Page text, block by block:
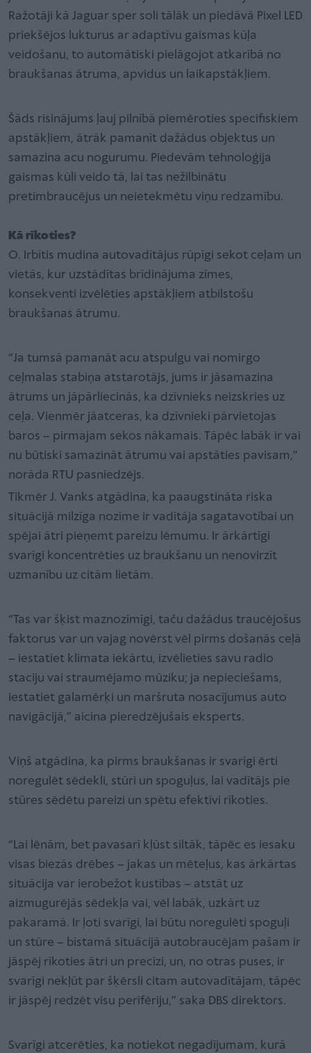
Ražotāji kā Jaguar sper soli tālāk un piedāvā Pixel LED
priekšējos lukturus ar adaptīvu gaismas kūļa
veidošanu, to automātiski pielāgojot atkarībā no
braukšanas ātruma, apvidus un laikapstākļiem.
Šāds risinājums ļauj pilnībā piemēroties specifiskiem
apstākļiem, ātrāk pamanīt dažādus objektus un
samazina acu nogurumu. Piedevām tehnoloģija
gaismas kūli veido tā, lai tas nežilbinātu
pretimbraucējus un neietekmētu viņu redzamību.
Kā rīkoties?
O. Irbītis mudina autovadītājus rūpīgi sekot ceļam un
vietās, kur uzstādītas brīdinājuma zīmes,
konsekventi izvēlēties apstākļiem atbilstošu
braukšanas ātrumu.
“Ja tumsā pamanāt acu atspulgu vai nomirgo
ceļmalas stabiņa atstarotājs, jums ir jāsamazina
ātrums un jāpārliecinās, ka dzīvnieks neizskries uz
ceļa. Vienmēr jāatceras, ka dzīvnieki pārvietojas
baros – pirmajam sekos nākamais. Tāpēc labāk ir vai
nu būtiski samazināt ātrumu vai apstāties pavisam,”
norāda RTU pasniedzējs.
Tikmēr J. Vanks atgādina, ka paaugstināta riska
situācijā milzīga nozīme ir vadītāja sagatavotībai un
spējai ātri pieņemt pareizu lēmumu. Ir ārkārtīgi
svarīgi koncentrēties uz braukšanu un nenovirzīt
uzmanību uz citām lietām.
“Tas var šķist maznozīmīgi, taču dažādus traucējošus
faktorus var un vajag novērst vēl pirms došanās ceļā
– iestatiet klimata iekārtu, izvēlieties savu radio
staciju vai straumējamo mūziku; ja nepieciešams,
iestatiet galamērķi un maršruta nosacījumus auto
navigācijā,” aicina pieredzējušais eksperts.
Viņš atgādina, ka pirms braukšanas ir svarīgi ērti
noregulēt sēdekli, stūri un spoguļus, lai vadītājs pie
stūres sēdētu pareizi un spētu efektīvi rīkoties.
“Lai lēnām, bet pavasarī kļūst siltāk, tāpēc es iesaku
visas biezās drēbes – jakas un mēteļus, kas ārkārtas
situācija var ierobežot kustības – atstāt uz
aizmugurējās sēdekļa vai, vēl labāk, uzkārt uz
pakaramā. Ir ļoti svarīgi, lai būtu noregulēti spoguļi
un stūre – bīstamā situācijā autobraucējam pašam ir
jāspēj rīkoties ātri un precīzi, un, no otras puses, ir
svarīgi nekļūt par šķērsli citam autovadītājam, tāpēc
ir jāspēj redzēt visu perifēriju,” saka DBS direktors.
Svarīgi atcerēties, ka notiekot negadījumam, kurā